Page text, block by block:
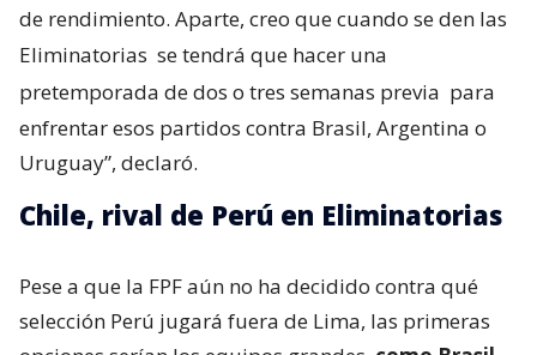
de rendimiento. Aparte, creo que cuando se den las
Eliminatorias se tendrá que hacer una
pretemporada de dos o tres semanas previa para
enfrentar esos partidos contra Brasil, Argentina o
Uruguay”, declaró.
Chile, rival de Perú en Eliminatorias
Pese a que la FPF aún no ha decidido contra qué
selección Perú jugará fuera de Lima, las primeras